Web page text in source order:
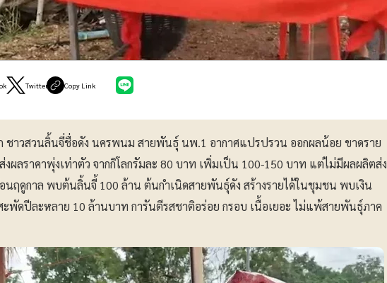
Twitter Copy Link
ชาวสวนลิ้นจี่ชื่อดัง นครพนม สายพันธุ์ นพ.1 อากาศแปรปรวน ออกผลน้อย ขาดราย
งผลราคาพุ่งเท่าตัว จากกิโลกรัมละ 80 บาท เพิ่มเป็น 100-150 บาท แต่ไม่มีผลผลิตส่ง
นฤดูกาล พบต้นลิ้นจี้ 100 ล้าน ต้นกำเนิดสายพันธุ์ดัง สร้างรายได้ในชุมชน พบเงิน
พัดปีละหลาย 10 ล้านบาท การันตีรสชาติอร่อย กรอบ เนื้อเยอะ ไม่แพ้สายพันธุ์ภาค